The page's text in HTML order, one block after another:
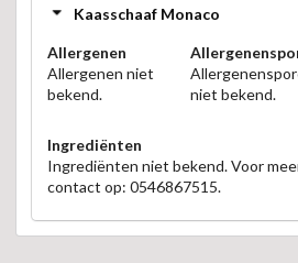
Kaasschaaf Monaco
Allergenen
Allergenen niet
bekend.
niet bekend.
Ingrediënten
Ingrediënten niet bekend. Voor
contact op: 0546867515.